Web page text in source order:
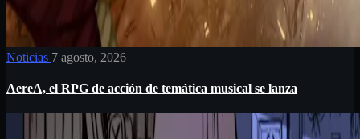
Noticias 7 agosto, 2026
AereA, el RPG de acción de temática musical se lanza